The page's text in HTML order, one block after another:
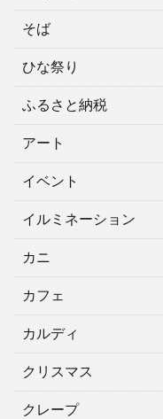
そば
ひな祭り
ふるさと納税
アート
イベント
イルミネーション
カニ
カフェ
カルディ
クリスマス
クレープ